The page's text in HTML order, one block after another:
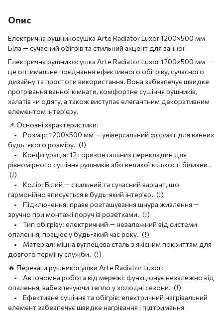
Опис
Електрична рушникосушка Arte Radiator Luxor 1200×500 мм
Біла — сучасний обігрів та стильний акцент для ванної
Електрична рушникосушка Arte Radiator Luxor 1200×500 мм —
це оптимальне поєднання ефективного обігріву, сучасного
дизайну та простоти використання. Вона забезпечує швидке
прогрівання ванної кімнати, комфортне сушіння рушників,
халатів чи одягу, а також виступає елегантним декоративним
елементом інтер’єру.
📌 Основні характеристики:
• Розмір: 1200×500 мм — універсальний формат для ванних
будь-якого розміру. (!)
• Конфігурація: 12 горизонтальних перекладин для
рівномірного сушіння рушників або великої кількості білизни .
(!)
• Колір: Білий — стильний та сучасний варіант, що
гармонійно вписується в будь-який інтер’єр. (!)
• Підключення: праве розташування шнура живлення —
зручно при монтажі поруч із розетками. (!)
• Тип обігріву: електричний — незалежний від системи
опалення, працює у будь-який час року. (!)
• Матеріал: міцна вуглецева сталь з якісним покриттям для
довгого терміну служби. (!)
🔥 Переваги рушникосушки Arte Radiator Luxor:
• Автономна робота від мережі: функціонує незалежно від
опалення, забезпечуючи тепло у холодні сезони. (!)
• Ефективне сушіння та обігрів: електричний нагрівальний
елемент забезпечує швидке нагрівання і підтримання